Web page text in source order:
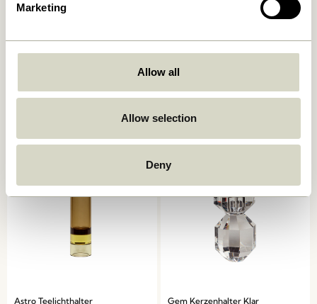
Marketing
Allow all
Allow selection
Deny
559,00
Astro Kerzenhalter Rosa
559,00kr.
Astro Teelichthalter
Gem Kerzenhalter Klar